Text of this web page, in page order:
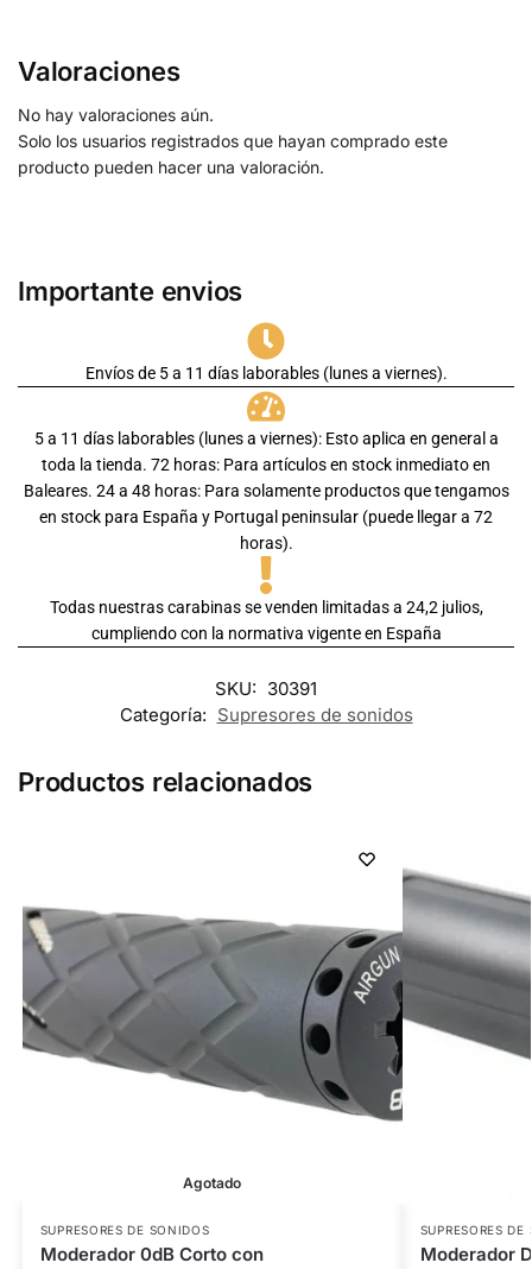
Valoraciones
No hay valoraciones aún.
Solo los usuarios registrados que hayan comprado este
producto pueden hacer una valoración.
Importante envios
Envíos de 5 a 11 días laborables (lunes a viernes).
5 a 11 días laborables (lunes a viernes): Esto aplica en general a
toda la tienda. 72 horas: Para artículos en stock inmediato en
Baleares. 24 a 48 horas: Para solamente productos que tengamos
en stock para España y Portugal peninsular (puede llegar a 72
horas).
Todas nuestras carabinas se venden limitadas a 24,2 julios,
cumpliendo con la normativa vigente en España
SKU: 30391
Categoría: Supresores de sonidos
Productos relacionados
Agotado
SUPRESORES DE SONIDOS
Moderador 0dB Corto con
SUPRESORES DE
Moderador